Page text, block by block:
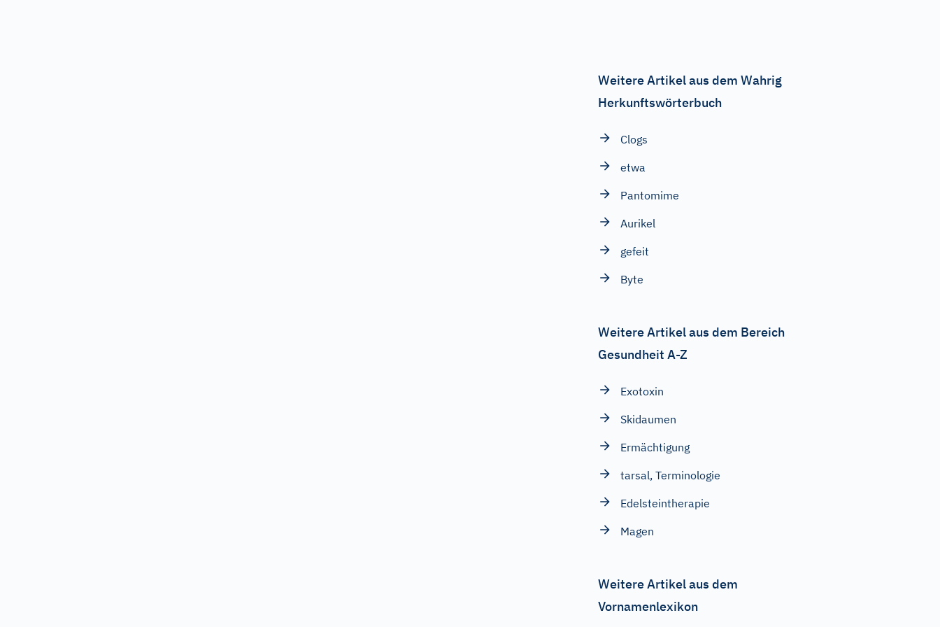
Weitere Artikel aus dem Wahrig
Herkunftswörterbuch
Clogs
etwa
Pantomime
Aurikel
gefeit
Byte
Weitere Artikel aus dem Bereich
Gesundheit A-Z
Exotoxin
Skidaumen
Ermächtigung
tarsal, Terminologie
Edelsteintherapie
Magen
Weitere Artikel aus dem
Vornamenlexikon